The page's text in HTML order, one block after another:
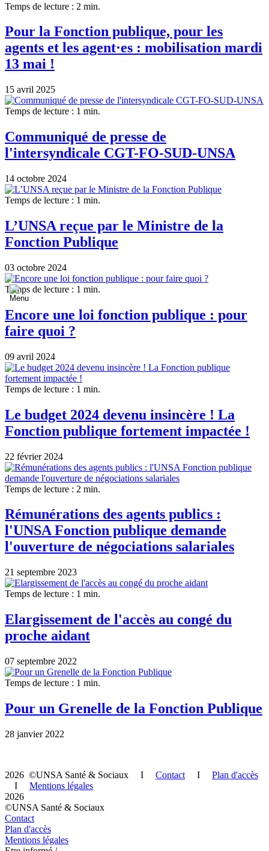
Temps de lecture : 2 min.
Pour la Fonction publique, pour les
agents et les agent·es : mobilisation mardi
13 mai !
15 avril 2025
Temps de lecture : 1 min.
Communiqué de presse de
l'intersyndicale CGT-FO-SUD-UNSA
14 octobre 2024
Temps de lecture : 1 min.
L’UNSA reçue par le Ministre de la
Fonction Publique
03 octobre 2024
Temps de lecture : 1 min.
Encore une loi fonction publique : pour
faire quoi ?
09 avril 2024
Temps de lecture : 1 min.
Le budget 2024 devenu insincère ! La
Fonction publique fortement impactée !
22 février 2024
Temps de lecture : 2 min.
Rémunérations des agents publics :
l'UNSA Fonction publique demande
l'ouverture de négociations salariales
21 septembre 2023
Temps de lecture : 1 min.
Elargissement de l'accès au congé du
proche aidant
07 septembre 2022
Temps de lecture : 1 min.
Pour un Grenelle de la Fonction Publique
28 janvier 2022
2026 ©UNSA Santé & Sociaux I Contact I Plan d'accès
I Mentions légales
2026
©UNSA Santé & Sociaux
Contact
Plan d'accès
Mentions légales